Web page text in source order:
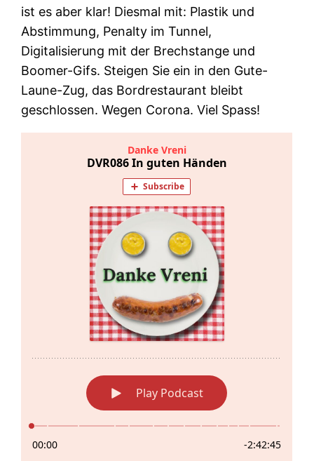
ist es aber klar! Diesmal mit: Plastik und
Abstimmung, Penalty im Tunnel,
Digitalisierung mit der Brechstange und
Boomer-Gifs. Steigen Sie ein in den Gute-
Laune-Zug, das Bordrestaurant bleibt
geschlossen. Wegen Corona. Viel Spass!